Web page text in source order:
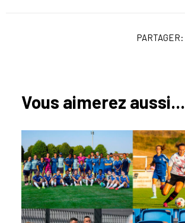
PARTAGER:
Vous aimerez aussi...